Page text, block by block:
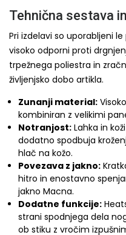
Tehnična sestava
Pri izdelavi so uporabljeni
visoko odporni proti
trpežnega poliestra in
življenjsko dobo artikla.
Zunanji material:
kombiniran z velikimi
Notranjost: Lahka in
dodatno spodbuja
hlač na kožo.
Povezava z jakno:
hitro in enostavno
jakno Macna.
Dodatne funkcije:
strani spodnjega dela
ob stiku z vročim